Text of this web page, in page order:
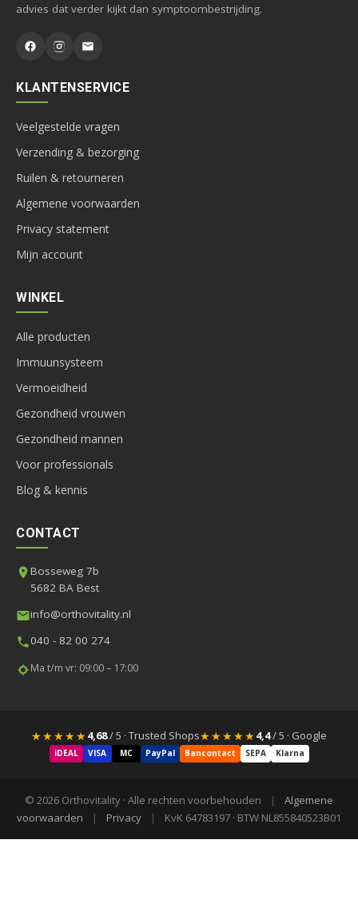
advies dat verder kijkt dan symptoombestrijding.
KLANTENSERVICE
Veelgestelde vragen
Verzending & bezorging
Ruilen & retourneren
Algemene voorwaarden
Privacy statement
Mijn account
WINKEL
Alle producten
Immuunsysteem
Vermoeidheid
Gezondheid vrouwen
Gezondheid mannen
Voor professionals
Blog & kennis
CONTACT
Bosseweg 7b
5682 BA Best
info@orthovitality.nl
040 - 82 00 274
Ma t/m vr: 09:00 – 17:00
★★★★★4,68/ 5 · Trusted Shops★★★★★4,4/ 5 · Google
iDEAL VISA MC PayPal Bancontact SEPA Klarna
© 2026 Orthovitality · Alle rechten voorbehouden |
Algemene
voorwaarden
| Privacy | KvK 64783197 · BTW NL855840523B01